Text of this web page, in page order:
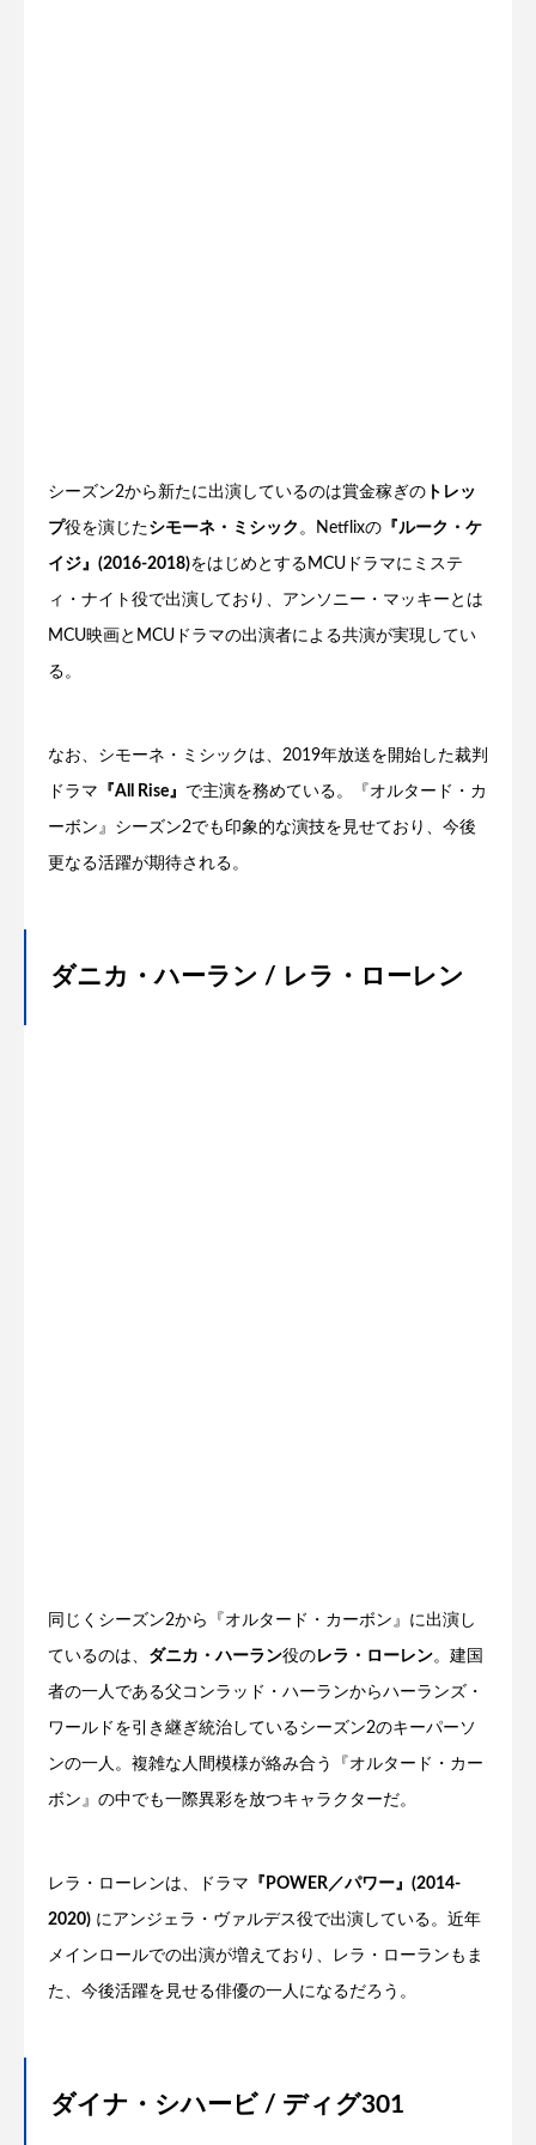
シーズン2から新たに出演しているのは賞金稼ぎの トレッ
プ役を演じたシモーネ・ミシック 。Netflixの 『ルーク・ケ
イジ』(2016-2018)をはじめとするMCUドラマにミステ
ィ・ナイト役で出演しており、アンソニー・マッキーとは
MCU映画とMCUドラマの出演者による共演が実現してい
る。
なお、シモーネ・ミシックは、2019年放送を開始した裁判
ドラマ 『All Rise』 で主演を務めている。『オルタード・カ
ーボン』シーズン2でも印象的な演技を見せており、今後
更なる活躍が期待される。
ダニカ・ハーラン / レラ・ローレン
同じくシーズン2から『オルタード・カーボン』に出演し
ているのは、 ダニカ・ハーラン役のレラ・ローレン。建国
者の一人である父コンラッド・ハーランからハーランズ・
ワールドを引き継ぎ統治しているシーズン2のキーパーソ
ンの一人。複雑な人間模様が絡み合う『オルタード・カー
ボン』の中でも一際異彩を放つキャラクターだ。
レラ・ローレンは、ドラマ 『POWER／パワー』(2014-
2020) にアンジェラ・ヴァルデス役で出演している。近年
メインロールでの出演が増えており、レラ・ローランもま
た、今後活躍を見せる俳優の一人になるだろう。
ダイナ・シハービ / ディグ301